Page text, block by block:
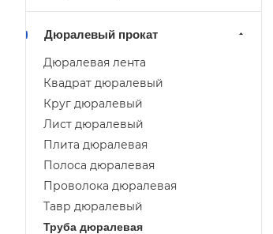
Дюралевый прокат
Дюралевая лента
Квадрат дюралевый
Круг дюралевый
Лист дюралевый
Плита дюралевая
Полоса дюралевая
Проволока дюралевая
Тавр дюралевый
Труба дюралевая